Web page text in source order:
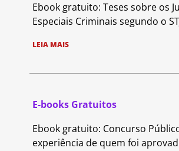
Ebook gratuito: Teses sobre os
Especiais Criminais segundo o
LEIA MAIS
E-books Gratuitos
Ebook gratuito: Concurso
experiência de quem foi